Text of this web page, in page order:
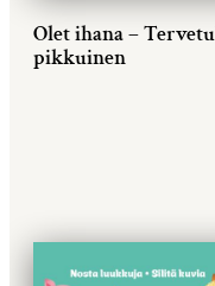
Olet ihana –
pikkuinen